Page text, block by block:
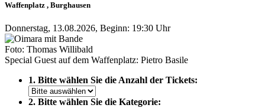
Waffenplatz , Burghausen
Donnerstag, 13.08.2026, Beginn: 19:30 Uhr
Foto: Thomas Willibald
Special Guest auf dem Waffenplatz: Pietro Basile
1. Bitte wählen Sie die Anzahl der Tickets:
2. Bitte wählen Sie die Kategorie: